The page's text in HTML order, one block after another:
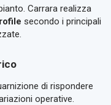
Carrara realizza
secondo i principali
di rispondere
operative.